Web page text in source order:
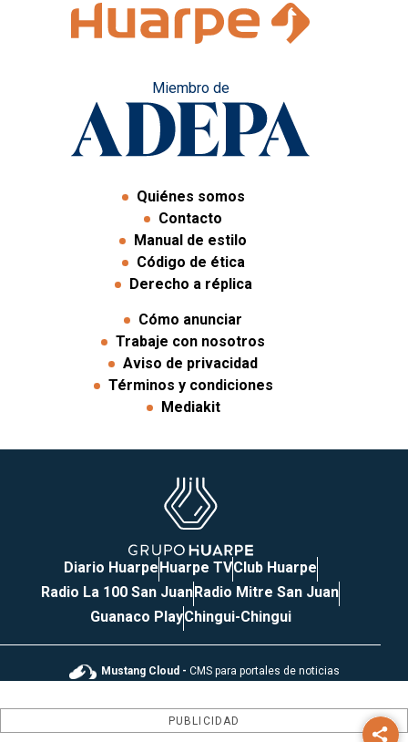
Miembro de
Quiénes somos
Contacto
Manual de estilo
Código de ética
Derecho a réplica
Cómo anunciar
Trabaje con nosotros
Aviso de privacidad
Términos y condiciones
Mediakit
Diario HuarpeHuarpe TVClub Huarpe
Radio La 100 San JuanRadio Mitre San Juan
Guanaco PlayChingui-Chingui
Mustang Cloud - CMS para portales de noticias
PUBLICIDAD